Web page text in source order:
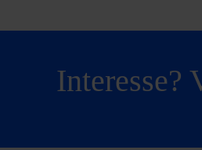
Interesse?